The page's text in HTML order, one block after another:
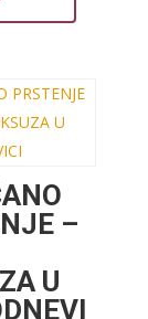
€.
–
U